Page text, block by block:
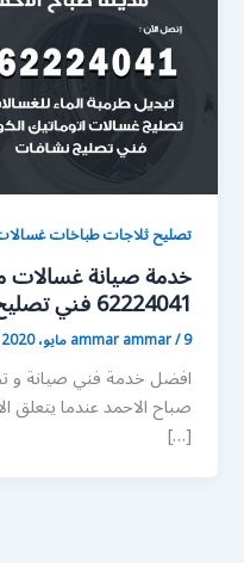
تصليح ثلاجات طباخات
خدمة صيانة غسالات
62224041 فني تصليح غسالات اتوماتيك
ammar ammar/9 مايو، 2020
افضل خدمة فني صيانة و
صباح الاحمد عندما يتعلق
[…]